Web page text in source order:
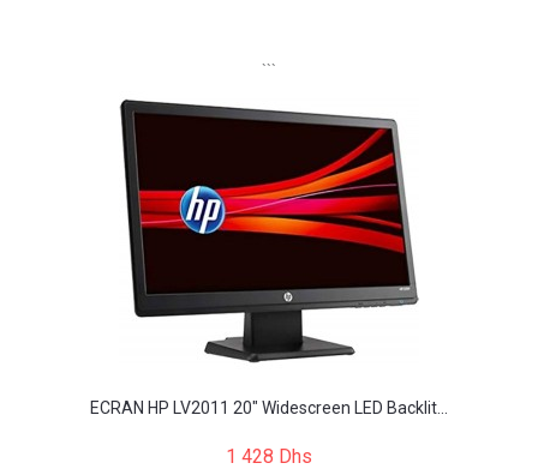
```
ECRAN HP LV2011 20" Widescreen LED Backlit...
1 428 Dhs